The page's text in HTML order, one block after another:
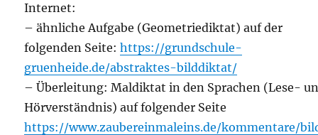
Internet:
– ähnliche Aufgabe (Geometriediktat) auf der
folgenden Seite:https://grundschule-
gruenheide.de/abstraktes-bilddiktat/
– Überleitung: Maldiktat in den Sprachen (Lese-
Hörverständnis) auf folgender Seite
https://www.zaubereinmaleins.de/kommentare/